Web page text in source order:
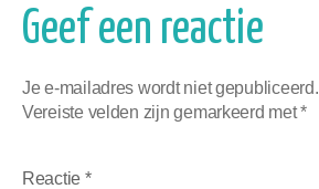
Geef een reactie
Je e-mailadres wordt niet gepubliceerd.
Vereiste velden zijn gemarkeerd met*
Reactie *